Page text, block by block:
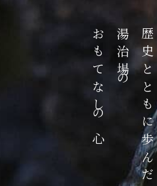
歴史とともに歩んだ
湯治場の
おもてなしの心